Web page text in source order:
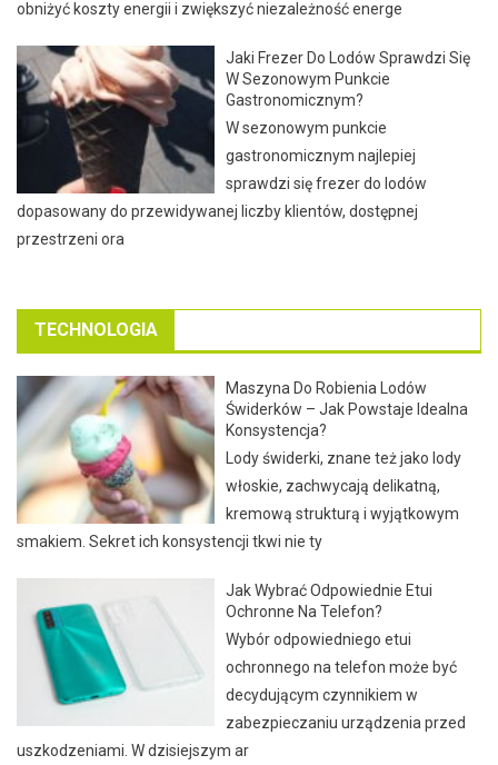
obniżyć koszty energii i zwiększyć niezależność energe
Jaki Frezer Do Lodów Sprawdzi Się
W Sezonowym Punkcie
Gastronomicznym?
W sezonowym punkcie
gastronomicznym najlepiej
sprawdzi się frezer do lodów
dopasowany do przewidywanej liczby klientów, dostępnej
przestrzeni ora
TECHNOLOGIA
Maszyna Do Robienia Lodów
Świderków – Jak Powstaje Idealna
Konsystencja?
Lody świderki, znane też jako lody
włoskie, zachwycają delikatną,
kremową strukturą i wyjątkowym
smakiem. Sekret ich konsystencji tkwi nie ty
Jak Wybrać Odpowiednie Etui
Ochronne Na Telefon?
Wybór odpowiedniego etui
ochronnego na telefon może być
decydującym czynnikiem w
zabezpieczaniu urządzenia przed
uszkodzeniami. W dzisiejszym ar